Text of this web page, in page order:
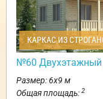
КАРКАС ИЗ
№60 Двухэтажный
Размер: 6х9 м
Общая площадь: 2